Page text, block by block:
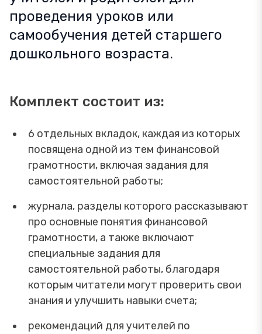
проведения уроков или
самообучения детей старшего
дошкольного возраста.
Комплект состоит из:
6 отдельных вкладок, каждая из которых
посвящена одной из тем финансовой
грамотности, включая задания для
самостоятельной работы;
журнала, разделы которого рассказывают
про основные понятия финансовой
грамотности, а также включают
специальные задания для
самостоятельной работы, благодаря
которым читатели могут проверить свои
знания и улучшить навыки счета;
рекомендаций для учителей по